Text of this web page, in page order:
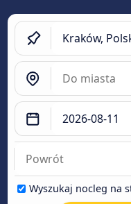
Wyszukaj nocleg na